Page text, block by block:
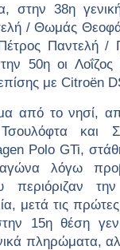
στην 38η
/ Θωμάς
Παντελή /
50η οι
με Citroën
από το νησί,
και
Polo GTi,
αγώνα λόγω
περιόριζαν
μετά τις πρώτες
15η θέση
πληρώματα,